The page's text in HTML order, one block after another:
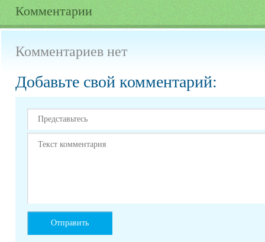
Комментарии
Комментариев нет
Добавьте свой комментарий: